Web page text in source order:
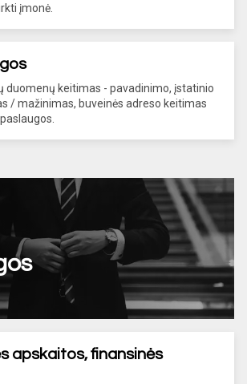
įmonė.
duomenų keitimas - pavadinimo, įstatinio
/ mažinimas, buveinės adreso keitimas
apskaitos, finansinės